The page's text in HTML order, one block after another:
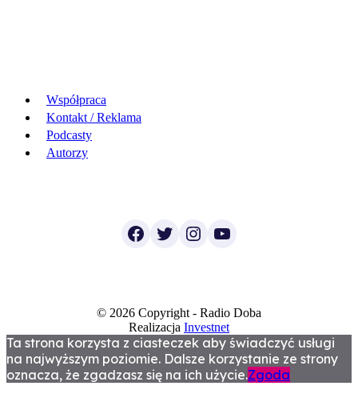
Współpraca
Kontakt / Reklama
Podcasty
Autorzy
Facebook
TwitterInstagram
YouTube
© 2026 Copyright - Radio Doba
Realizacja Investnet
Ta strona korzysta z ciasteczek aby świadczyć usługi
na najwyższym poziomie. Dalsze korzystanie ze strony
oznacza, że zgadzasz się na ich użycie.Zgoda